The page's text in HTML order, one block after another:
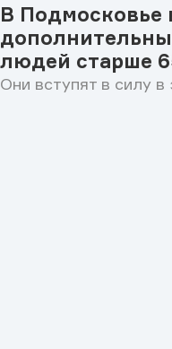
В Подмосковье
людей старше
Они вступят в силу в